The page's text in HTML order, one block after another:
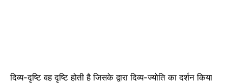
दिव्य-दृष्टि वह दृष्टि होती है जिसके द्वारा दिव्य-ज्योति का दर्शन किया